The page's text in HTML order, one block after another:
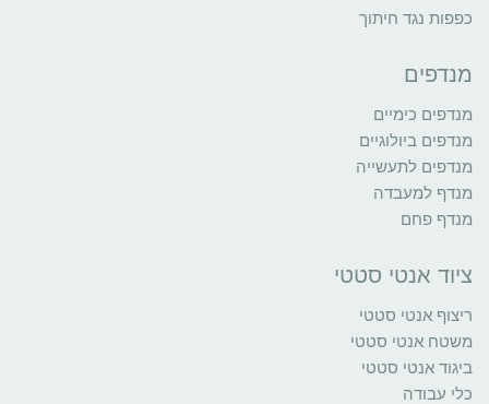
כפפות נגד חיתוך
מנדפים
מנדפים כימיים
מנדפים ביולוגיים
מנדפים לתעשייה
מנדף למעבדה
מנדף פחם
ציוד אנטי סטטי
ריצוף אנטי סטטי
משטח אנטי סטטי
ביגוד אנטי סטטי
כלי עבודה